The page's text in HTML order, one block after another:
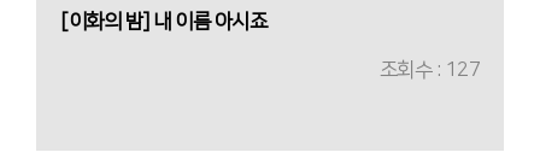
[이화의 밤] 내 이름 아시죠
조회수 : 127